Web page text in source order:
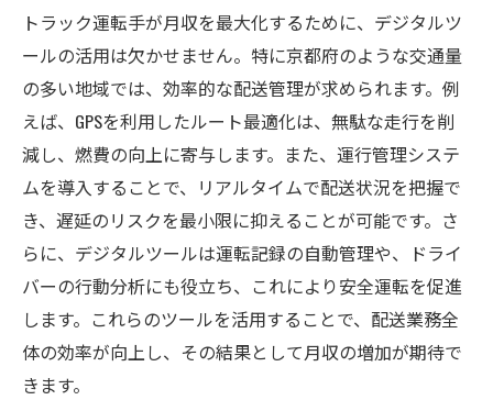
トラック運転手が月収を最大化するために、デジタルツ
ールの活用は欠かせません。特に京都府のような交通量
の多い地域では、効率的な配送管理が求められます。例
えば、GPSを利用したルート最適化は、無駄な走行を削
減し、燃費の向上に寄与します。また、運行管理システ
ムを導入することで、リアルタイムで配送状況を把握で
き、遅延のリスクを最小限に抑えることが可能です。さ
らに、デジタルツールは運転記録の自動管理や、ドライ
バーの行動分析にも役立ち、これにより安全運転を促進
します。これらのツールを活用することで、配送業務全
体の効率が向上し、その結果として月収の増加が期待で
きます。